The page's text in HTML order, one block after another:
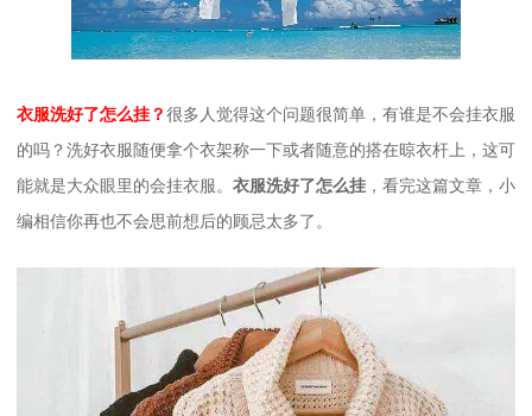
衣服洗好了怎么挂？ 很多人觉得这个问题很简单，有谁是不会挂衣服
的吗？洗好衣服随便拿个衣架称一下或者随意的搭在晾衣杆上，这可
能就是大众眼里的会挂衣服。 衣服洗好了怎么挂 ，看完这篇文章，小
编相信你再也不会思前想后的顾忌太多了。